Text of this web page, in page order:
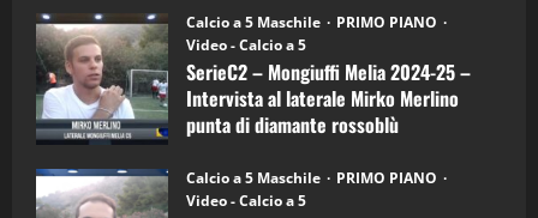
6)
–
Intervista
a
mister
Arturo
Carciotto
(Mongiuffi
Calcio a 5 Maschile
PRIMO PIANO
Video - Calcio a 5
SerieC2 – Mongiuffi Melia 2024-25 –
Intervista al laterale Mirko Merlino
punta di diamante rossoblù
Calcio a 5 Maschile
PRIMO PIANO
Video - Calcio a 5
4
“SportEmpire” in Podcast: 27^ Puntata
(Martedi 14 Aprile 2026)
15/04/2026
“SportEmpire” in Podcast: 26^ Puntata
(Martedi 07 Aprile 2026)